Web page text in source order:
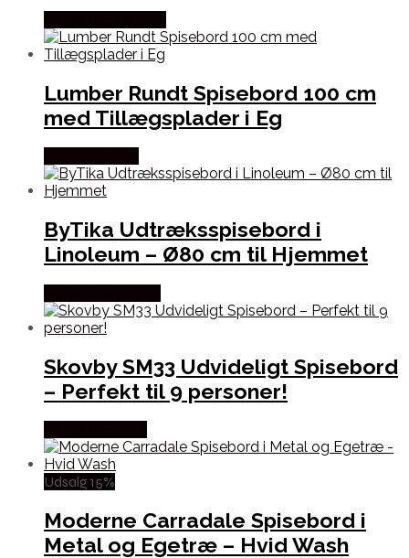
Lumber Rundt Spisebord 100 cm
med Tillægsplader i Eg
ByTika Udtræksspisebord i
Linoleum – Ø80 cm til Hjemmet
Skovby SM33 Udvideligt Spisebord
– Perfekt til 9 personer!
Udsalg 15%
Moderne Carradale Spisebord i
Metal og Egetræ – Hvid Wash